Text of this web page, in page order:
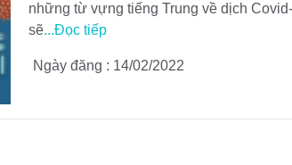
những từ vựng tiếng Trung về dịch
sẽ...Đọc tiếp
Ngày đăng : 14/02/2022